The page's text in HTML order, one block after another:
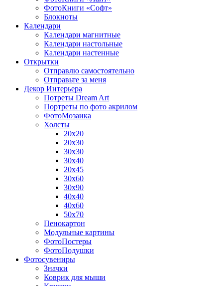
ФотоКниги «Софт»
Блокноты
Календари
Календари магнитные
Календари настольные
Календари настенные
Открытки
Отправлю самостоятельно
Отправьте за меня
Декор Интерьера
Потреты Dream Art
Портреты по фото акрилом
ФотоМозаика
Холсты
20х20
20х30
30х30
30х40
20х45
30х60
30х90
40х40
40х60
50х70
Пенокартон
Модульные картины
ФотоПостеры
ФотоПодушки
Фотоcувениры
Значки
Коврик для мыши